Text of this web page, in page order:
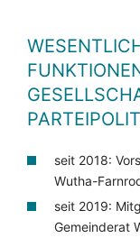
seit 2018:
Wutha-
seit 2019:
Gemeinderat